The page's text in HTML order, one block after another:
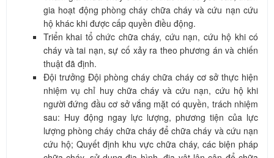
gia hoạt động phòng cháy chữa cháy và cứu nạn cứu
hộ khác khi được cấp quyền điều động.
Triển khai tổ chức chữa cháy, cứu nạn, cứu hộ khi có
cháy và tai nạn, sự cố xảy ra theo phương án và chiến
thuật đã định.
Đội trưởng Đội phòng cháy chữa cháy cơ sở thực hiện
nhiệm vụ chỉ huy chữa cháy và cứu nạn, cứu hộ khi
người đứng đầu cơ sở vắng mặt có quyền, trách nhiệm
sau: Huy động ngay lực lượng, phương tiện của lực
lượng phòng cháy chữa cháy để chữa cháy và cứu nạn
cứu hộ; Quyết định khu vực chữa cháy, các biện pháp